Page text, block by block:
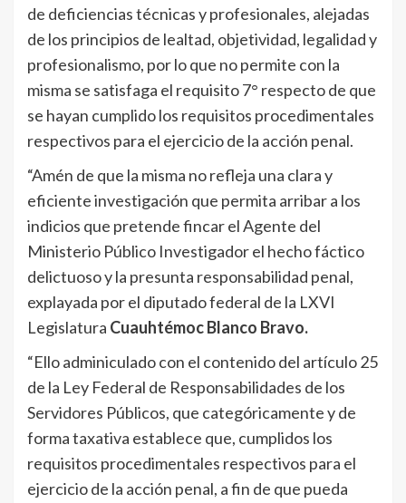
de deficiencias técnicas y profesionales, alejadas
de los principios de lealtad, objetividad, legalidad y
profesionalismo, por lo que no permite con la
misma se satisfaga el requisito 7° respecto de que
se hayan cumplido los requisitos procedimentales
respectivos para el ejercicio de la acción penal.
“Amén de que la misma no refleja una clara y
eficiente investigación que permita arribar a los
indicios que pretende fincar el Agente del
Ministerio Público Investigador el hecho fáctico
delictuoso y la presunta responsabilidad penal,
explayada por el diputado federal de la LXVI
Legislatura Cuauhtémoc Blanco Bravo.
“Ello adminiculado con el contenido del artículo 25
de la Ley Federal de Responsabilidades de los
Servidores Públicos, que categóricamente y de
forma taxativa establece que, cumplidos los
requisitos procedimentales respectivos para el
ejercicio de la acción penal, a fin de que pueda